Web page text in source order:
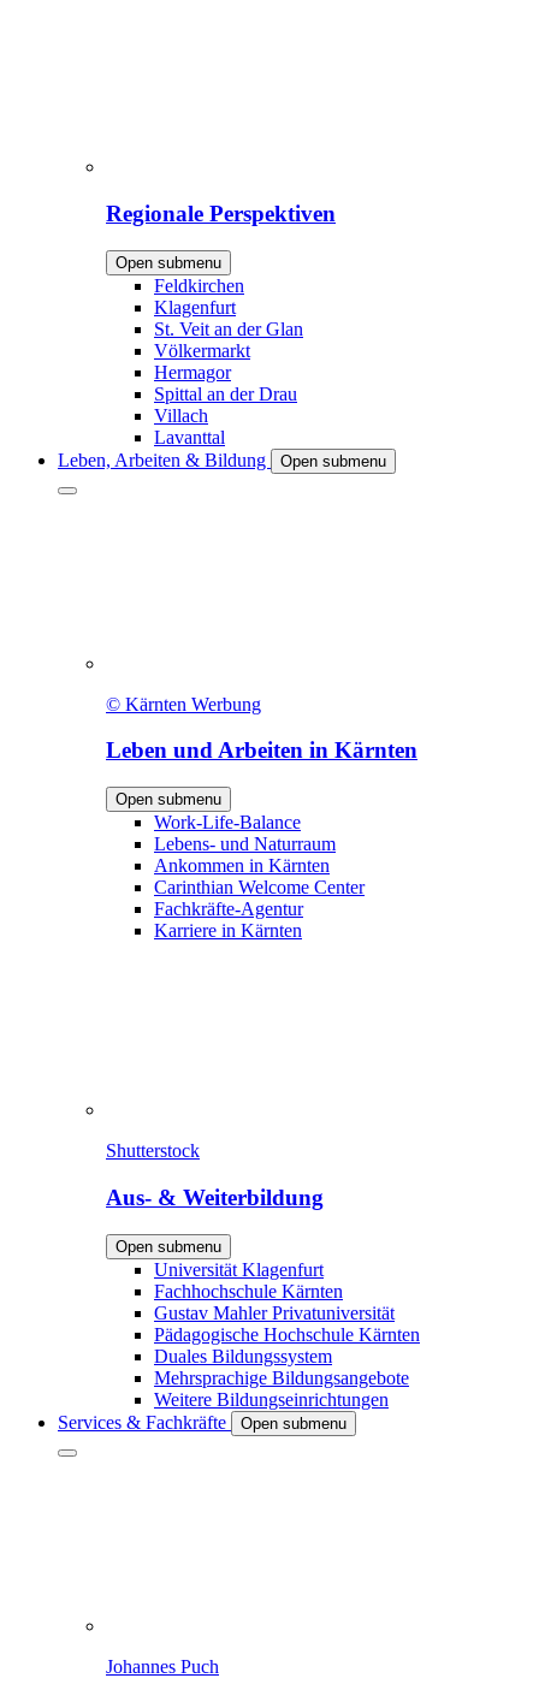
Regionale Perspektiven
Open submenu
Feldkirchen
Klagenfurt
St. Veit an der Glan
Völkermarkt
Hermagor
Spittal an der Drau
Villach
Lavanttal
Leben, Arbeiten & Bildung
Open submenu
© Kärnten Werbung
Leben und Arbeiten in Kärnten
Open submenu
Work-Life-Balance
Lebens- und Naturraum
Ankommen in Kärnten
Carinthian Welcome Center
Fachkräfte-Agentur
Karriere in Kärnten
Shutterstock
Aus- & Weiterbildung
Open submenu
Universität Klagenfurt
Fachhochschule Kärnten
Gustav Mahler Privatuniversität
Pädagogische Hochschule Kärnten
Duales Bildungssystem
Mehrsprachige Bildungsangebote
Weitere Bildungseinrichtungen
Services & Fachkräfte
Open submenu
Johannes Puch